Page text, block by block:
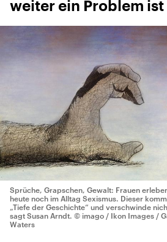
weiter ein Problem ist
Sprüche, Grapschen, Gewalt: Frauen
heute noch im Alltag Sexismus. Dieser
„Tiefe der Geschichte“ und verschwinde
sagt Susan Arndt. © imago / Ikon Images /
Waters